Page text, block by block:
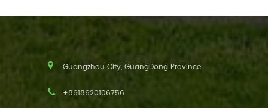
Guangzhou City, GuangDong Province
+8618620106756